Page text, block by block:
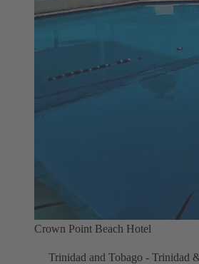
Crown Point Beach Hotel
Trinidad and Tobago - Trinidad